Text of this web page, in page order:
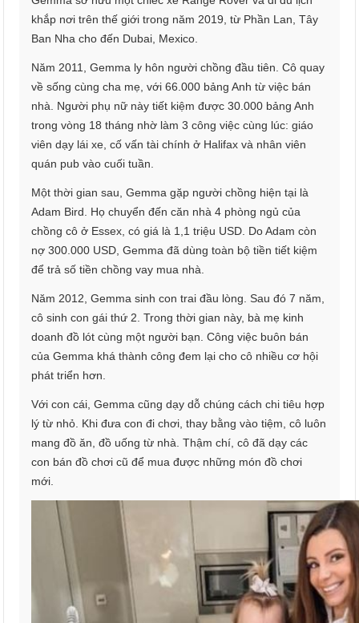
khắp nơi trên thế giới trong năm 2019, từ Phần Lan, Tây
Ban Nha cho đến Dubai, Mexico.
Năm 2011, Gemma ly hôn người chồng đầu tiên. Cô quay
về sống cùng cha mẹ, với 66.000 bảng Anh từ việc bán
nhà. Người phụ nữ này tiết kiệm được 30.000 bảng Anh
trong vòng 18 tháng nhờ làm 3 công việc cùng lúc: giáo
viên dạy lái xe, cố vấn tài chính ở Halifax và nhân viên
quán pub vào cuối tuần.
Một thời gian sau, Gemma gặp người chồng hiện tại là
Adam Bird. Họ chuyển đến căn nhà 4 phòng ngủ của
chồng cô ở Essex, có giá là 1,1 triệu USD. Do Adam còn
nợ 300.000 USD, Gemma đã dùng toàn bộ tiền tiết kiệm
để trả số tiền chồng vay mua nhà.
Năm 2012, Gemma sinh con trai đầu lòng. Sau đó 7 năm,
cô sinh con gái thứ 2. Trong thời gian này, bà mẹ kinh
doanh đồ lót cùng một người bạn. Công việc buôn bán
của Gemma khá thành công đem lại cho cô nhiều cơ hội
phát triển hơn.
Với con cái, Gemma cũng dạy dỗ chúng cách chi tiêu hợp
lý từ nhỏ. Khi đưa con đi chơi, thay bằng vào tiệm, cô luôn
mang đồ ăn, đồ uống từ nhà. Thậm chí, cô đã dạy các
con bán đồ chơi cũ để mua được những món đồ chơi
mới.